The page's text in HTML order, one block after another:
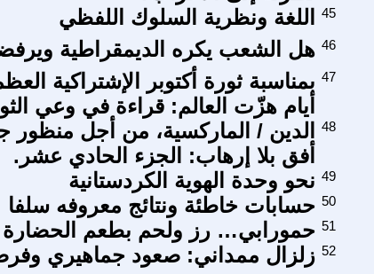
اللغة ونظرية السلوك اللفظي 45
هل الشعب يكره الديمقراطية 46
أيام هزّت العالم: قراءة في وعي
47
الدين / الماركسية، من أجل منظور
أفق بلا إرهاب: الجزء الحادي عشر.
48
نحو وحدة الهوية الكردستانية 49
حسابات خاطئة ونتائج معروفه سلفا 50
حمورابي… رز ولحم بطعم الحضارة 51
زلزال ممداني: صعود جماهيري 52